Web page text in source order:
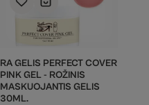
RA GELIS PERFECT COVER
PINK GEL - ROŽINIS
MASKUOJANTIS GELIS
30ML.